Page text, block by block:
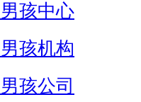
孩中心
孩机构
孩公司